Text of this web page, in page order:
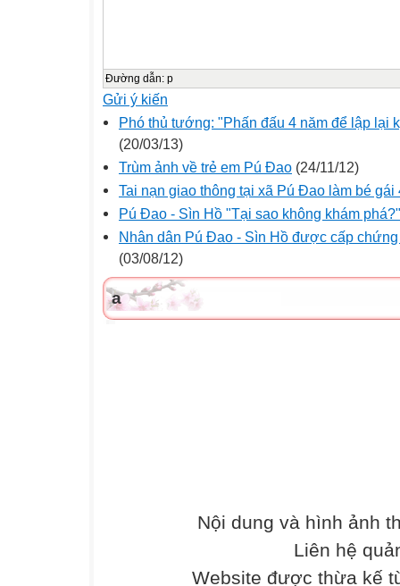
Đường dẫn: p
Gửi ý kiến
Phó thủ tướng: "Phấn đấu 4 năm để lập lại
(20/03/13)
Trùm ảnh về trẻ em Pú Đao (24/11/12)
Tai nạn giao thông tại xã Pú Đao làm bé
Pú Đao - Sìn Hồ "Tại sao không khám phá?"
Nhân dân Pú Đao - Sìn Hồ được cấp
(03/08/12)
a
Nội dung và hình ảnh
Liên hệ
Website được thừa kế